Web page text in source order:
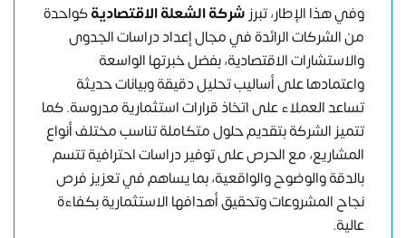
وفي هذا الإطار، تبرز شركة الشعلة الاقتصاديةكواحدة
من الشركات الرائدة في مجال إعداد دراسات الجدوى
والاستشارات الاقتصادية، بفضل خبرتها الواسعة
واعتمادها على أساليب تحليل دقيقة وبيانات حديثة
تساعد العملاء على اتخاذ قرارات استثمارية مدروسة. كما
تتميز الشركة بتقديم حلول متكاملة تناسب مختلف أنواع
المشاريع، مع الحرص على توفير دراسات احترافية تتسم
بالدقة والوضوح والواقعية، بما يساهم في تعزيز فرص
نجاح المشروعات وتحقيق أهدافها الاستثمارية بكفاءة
عالية.